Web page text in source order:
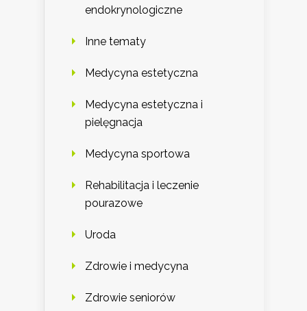
endokrynologiczne
Inne tematy
Medycyna estetyczna
Medycyna estetyczna i
pielęgnacja
Medycyna sportowa
Rehabilitacja i leczenie
pourazowe
Uroda
Zdrowie i medycyna
Zdrowie seniorów